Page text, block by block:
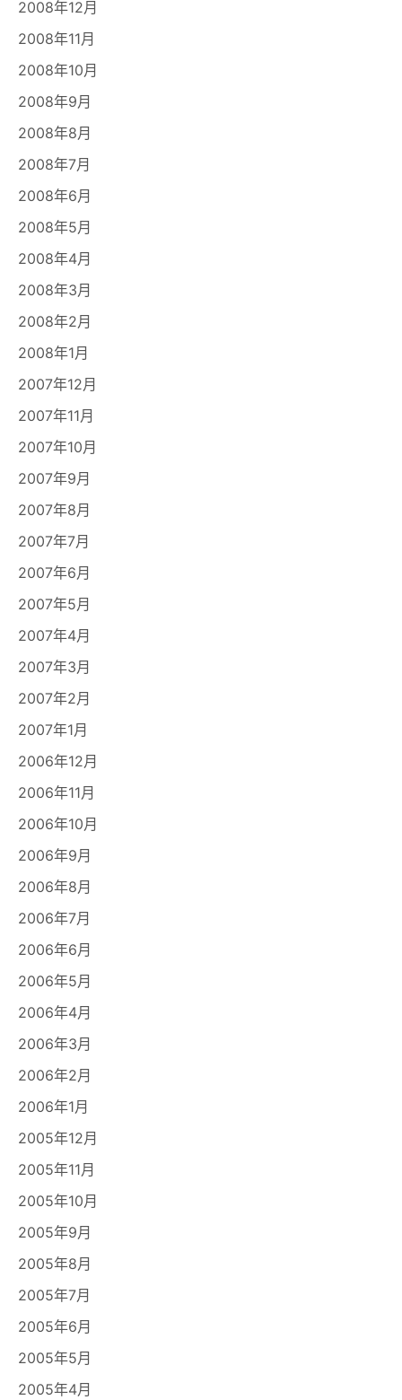
2008年12月
2008年11月
2008年10月
2008年9月
2008年8月
2008年7月
2008年6月
2008年5月
2008年4月
2008年3月
2008年2月
2008年1月
2007年12月
2007年11月
2007年10月
2007年9月
2007年8月
2007年7月
2007年6月
2007年5月
2007年4月
2007年3月
2007年2月
2007年1月
2006年12月
2006年11月
2006年10月
2006年9月
2006年8月
2006年7月
2006年6月
2006年5月
2006年4月
2006年3月
2006年2月
2006年1月
2005年12月
2005年11月
2005年10月
2005年9月
2005年8月
2005年7月
2005年6月
2005年5月
2005年4月